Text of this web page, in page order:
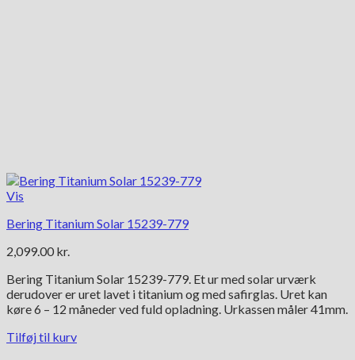
Vis
Bering Titanium Solar 15239-779
2,099.00 kr.
Bering Titanium Solar 15239-779. Et ur med solar urværk
derudover er uret lavet i titanium og med safirglas. Uret kan
køre 6 – 12 måneder ved fuld opladning. Urkassen måler 41mm.
Tilføj til kurv